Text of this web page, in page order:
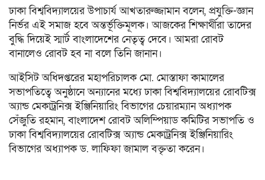
ঢাকা বিশ্ববিদ্যালয়ের উপাচার্য আখতারুজ্জামান বলেন, প্রযুক্তি-জ্ঞান
নির্ভর এই সমাজ হবে অন্তর্ভূক্তিমূলক। আজকের শিক্ষার্থীরা তাদের‌
বুদ্ধি দিয়েই স্মার্ট বাংলাদেশের নেতৃত্ব দেবে। আমরা রোবট
বানালেও রোবট হব না বলে তিনি জানান।
আইসিট অধিদপ্তরের মহাপরিচালক মো. মোস্তাফা কামালের
সভাপতিত্বে অনুষ্ঠানে অন্যানের মধ্যে ঢাকা বিশ্ববিদ্যালয়ের রোবটিক্স
অ্যান্ড মেকাট্রনিক্স ইঞ্জিনিয়ারিং বিভাগের চেয়ারম্যান অধ্যাপক
সেঁজুতি রহমান, বাংলাদেশ রোবট অলিম্পিয়াড কমিটির সভাপতি ও
ঢাকা বিশ্ববিদ্যালয়ের রোবটিক্স অ্যান্ড মেকাট্রনিক্স ইঞ্জিনিয়ারিং
বিভাগের অধ্যাপক ড. লাফিফা জামাল বক্তৃতা করেন।